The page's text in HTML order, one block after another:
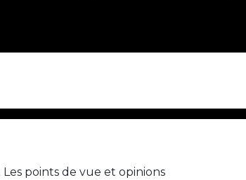
points de vue et opinions